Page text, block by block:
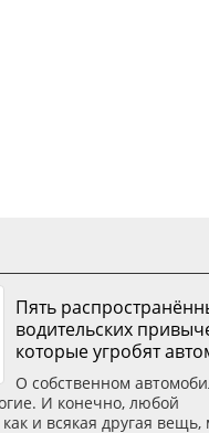
Пять
водительских
которые угробят
О собственном
И конечно, любой
и всякая другая вещь,